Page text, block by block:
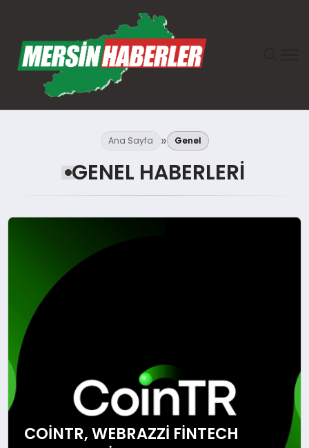
TEKNOLOJI
SPOR
YAŞAM
Ana Sayfa Genel
GENEL HABERLERI
COINTR, WEBRAZZI FINTECH